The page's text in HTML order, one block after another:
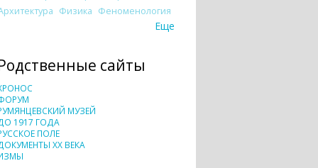
Физика Феноменология
Еще
сайты
МУЗЕЙ
1917 ГОДА
ПОЛЕ
XX ВЕКА